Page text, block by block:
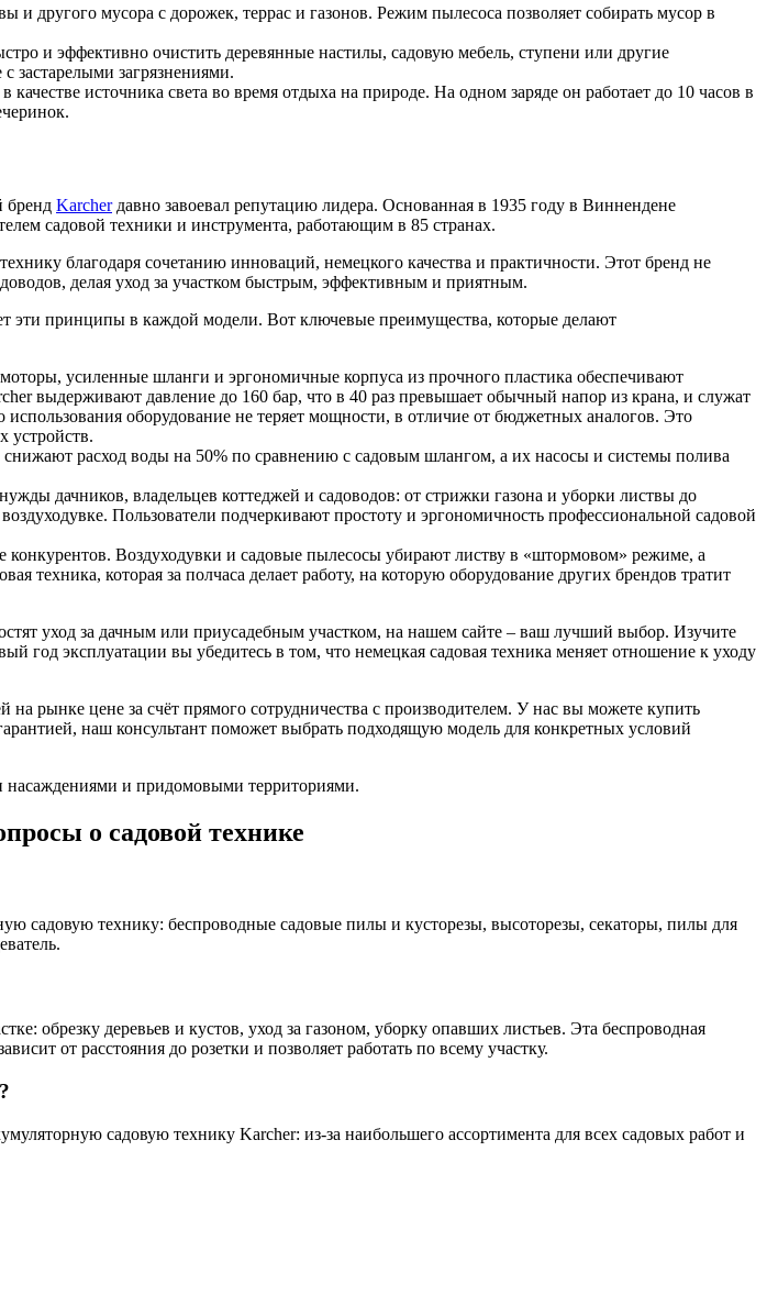
другого мусора с дорожек, террас и газонов. Режим пылесоса позволяет собирать мусор в
и эффективно очистить деревянные настилы, садовую мебель, ступени или другие
застарелыми загрязнениями.
источника света во время отдыха на природе. На одном заряде он работает до 10 часов в
бренд Karcherдавно завоевал репутацию лидера. Основанная в 1935 году в Виннендене
садовой техники и инструмента, работающим в 85 странах.
благодаря сочетанию инноваций, немецкого качества и практичности. Этот бренд не
делая уход за участком быстрым, эффективным и приятным.
эти принципы в каждой модели. Вот ключевые преимущества, которые делают
усиленные шланги и эргономичные корпуса из прочного пластика обеспечивают
выдерживают давление до 160 бар, что в 40 раз превышает обычный напор из крана, и служат
оборудование не теряет мощности, в отличие от бюджетных аналогов. Это
устройств.
расход воды на 50% по сравнению с садовым шлангом, а их насосы и системы полива
дачников, владельцев коттеджей и садоводов: от стрижки газона и уборки листвы до
Пользователи подчеркивают простоту и эргономичность профессиональной садовой
конкурентов. Воздуходувки и садовые пылесосы убирают листву в «штормовом» режиме, а
которая за полчаса делает работу, на которую оборудование других брендов тратит
уход за дачным или приусадебным участком, на нашем сайте – ваш лучший выбор. Изучите
год эксплуатации вы убедитесь в том, что немецкая садовая техника меняет отношение к уходу
рынке цене за счёт прямого сотрудничества с производителем. У нас вы можете купить
наш консультант поможет выбрать подходящую модель для конкретных условий
насаждениями и придомовыми территориями.
о садовой технике
садовую технику: беспроводные садовые пилы и кусторезы, высоторезы, секаторы, пилы для
обрезку деревьев и кустов, уход за газоном, уборку опавших листьев. Эта беспроводная
от расстояния до розетки и позволяет работать по всему участку.
садовую технику Karcher: из-за наибольшего ассортимента для всех садовых работ и